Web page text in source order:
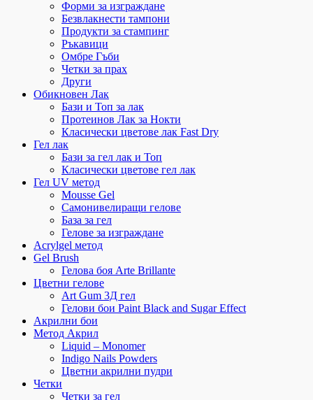
Форми за изграждане
Безвлакнести тампони
Продукти за стампинг
Ръкавици
Омбре Гъби
Четки за прах
Други
Обикновен Лак
Бази и Топ за лак
Протеинов Лак за Нокти
Класически цветове лак Fast Dry
Гел лак
Бази за гел лак и Топ
Класически цветове гел лак
Гел UV метод
Mousse Gel
Самонивелиращи гелове
База за гел
Гелове за изграждане
Acrylgel метод
Gel Brush
Гелова боя Arte Brillante
Цветни гелове
Art Gum 3Д гел
Гелови бои Paint Black and Sugar Effect
Акрилни бои
Метод Акрил
Liquid – Monomer
Indigo Nails Powders
Цветни акрилни пудри
Четки
Четки за гел